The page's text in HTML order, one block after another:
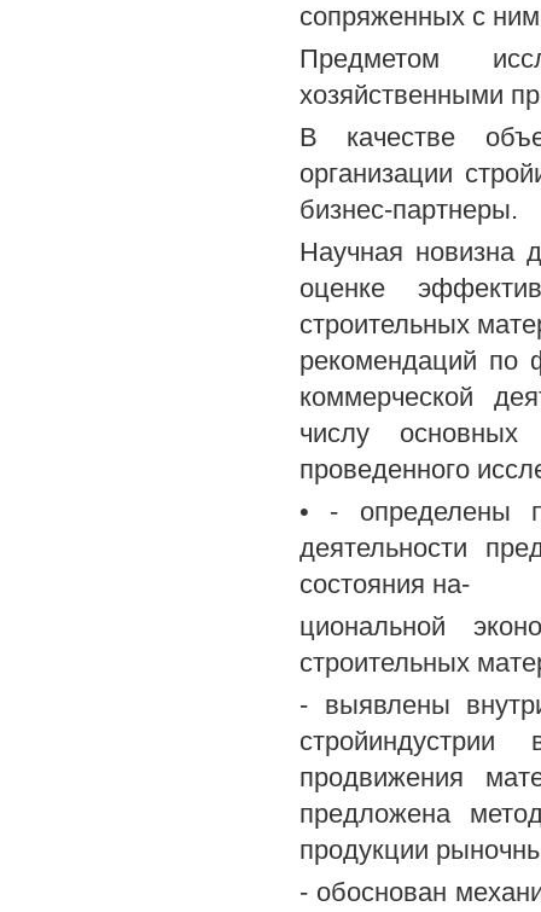
сопряженных с
Предметом
хозяйственными
В качестве
организации
бизнес-партнеры.
Научная новизна
оценке
строительных
рекомендаций по
коммерческой
числу основных
проведенного
• - определены
деятельности
состояния на-
циональной
строительных
- выявлены
продвижения
предложена
продукции
- обоснован